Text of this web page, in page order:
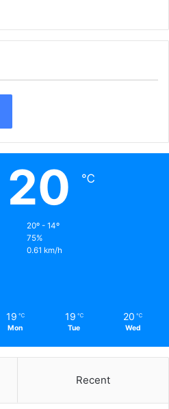
20 ℃
20º - 14º
75%
0.61 km/h
19 ℃
Mon
19 ℃
Tue
20 ℃
Wed
Recent